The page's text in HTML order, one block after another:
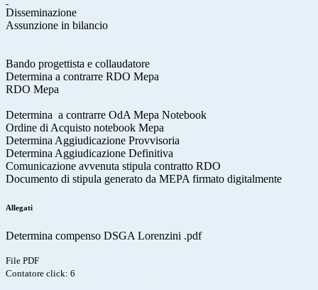
Disseminazione
Assunzione in bilancio
Bando progettista e collaudatore
Determina a contrarre RDO Mepa
RDO Mepa
Determina a contrarre OdA Mepa Notebook
Ordine di Acquisto notebook Mepa
Determina Aggiudicazione Provvisoria
Determina Aggiudicazione Definitiva
Comunicazione avvenuta stipula contratto RDO
Documento di stipula generato da MEPA firmato digitalmente
Allegati
Determina compenso DSGA Lorenzini .pdf
File PDF
Contatore click: 6